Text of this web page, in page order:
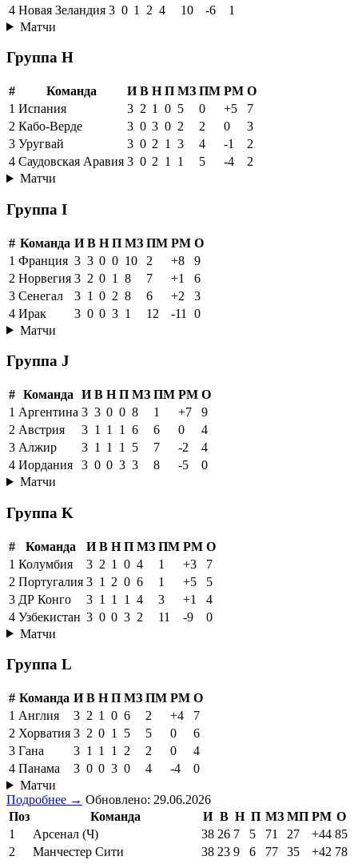
4 Новая Зеландия 3 0 1 2 4 10 -6
1
Матчи
Группа H
# Команда И В Н П МЗ ПМ РМ О
1 Испания 3 2 1 0 5 0 +5
7
2 Кабо-Верде 3 0 3 0 2 2 0
3
3 Уругвай 3 0 2 1 3 4 -1
2
4 Саудовская Аравия 3 0 2 1 1 5 -4
2
Матчи
Группа I
# Команда И В Н П МЗ ПМ РМ О
1 Франция 3 3 0 0 10 2 +8
9
2 Норвегия 3 2 0 1 8 7 +1
6
3 Сенегал 3 1 0 2 8 6 +2
3
4 Ирак 3 0 0 3 1 12 -11
0
Матчи
Группа J
# Команда И В Н П МЗ ПМ РМ О
1 Аргентина 3 3 0 0 8 1 +7
9
2 Австрия 3 1 1 1 6 6 0
4
3 Алжир 3 1 1 1 5 7 -2
4
4 Иордания 3 0 0 3 3 8 -5
0
Матчи
Группа K
# Команда И В Н П МЗ ПМ РМ О
1 Колумбия 3 2 1 0 4 1 +3
7
2 Португалия 3 1 2 0 6 1 +5
5
3 ДР Конго 3 1 1 1 4 3 +1
4
4 Узбекистан 3 0 0 3 2 11 -9
0
Матчи
Группа L
# Команда И В Н П МЗ ПМ РМ О
1 Англия 3 2 1 0 6 2 +4
7
2 Хорватия 3 2 0 1 5 5 0
6
3 Гана 3 1 1 1 2 2 0
4
4 Панама 3 0 0 3 0 4 -4
0
Матчи
Подробнее → Обновлено: 29.06.2026
Поз
Команда И В Н П МЗ МП РМ О
1
Арсенал (Ч) 38 26 7 5 71 27 +44 85
2
Манчестер Сити 38 23 9 6 77 35 +42 78